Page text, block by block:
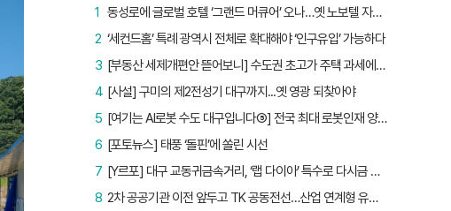
동성로에 글로벌 호텔 ‘그랜드 머큐어’ 오나…옛 노보텔 자리 사무실 개설
1
‘세컨드홈’ 특례 광역시 전체로 확대해야 ‘인구유입’ 가능하다
2
[부동산 세제개편안 뜯어보니] 수도권 초고가 주택 과세에만 초점…침체된 지방 부동산 대책은 없다
3
[사설] 구미의 제2전성기 대구까지...옛 영광 되찾아야
4
[여기는 AI로봇 수도 대구입니다⑤] 전국 최대 로봇인재 양성소…“대구산업 맞춤형 교육과정 만들자”
5
[포토뉴스] 태풍 ‘돌핀’에 쏠린 시선
6
[Y르포] 대구 교동귀금속거리, ‘랩 다이아’ 특수로 다시금 활기…“반짝 인기 의존 않는 지속 가능 성장 동력 마련해야”
7
2차 공공기관 이전 앞두고 TK 공동전선…산업 연계형 유치 승부수
8